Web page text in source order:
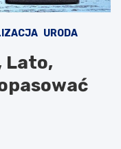
URODA
Lato,